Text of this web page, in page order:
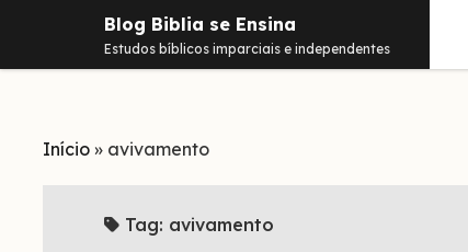
Blog Biblia se Ensina
Estudos bíblicos imparciais e independentes
Início » avivamento
Tag: avivamento